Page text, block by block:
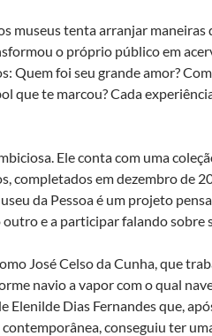
museus tenta arranjar maneiras
o próprio público em
Quem foi seu grande amor?
que te marcou? Cada
Ele conta com uma
completados em dezembro de
da Pessoa é um projeto
e a participar falando sobre
José Celso da Cunha, que
navio a vapor com o qual
Elenilde Dias Fernandes que,
conseguiu ter